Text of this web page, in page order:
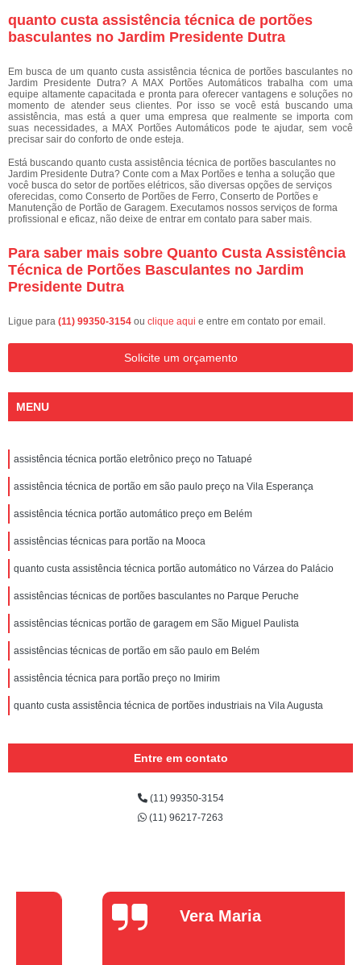
quanto custa assistência técnica de portões
basculantes no Jardim Presidente Dutra
Em busca de um quanto custa assistência técnica de portões basculantes no
Jardim Presidente Dutra? A MAX Portões Automáticos trabalha com uma
equipe altamente capacitada e pronta para oferecer vantagens e soluções no
momento de atender seus clientes. Por isso se você está buscando uma
assistência, mas está a quer uma empresa que realmente se importa com
suas necessidades, a MAX Portões Automáticos pode te ajudar, sem você
precisar sair do conforto de onde esteja.
Está buscando quanto custa assistência técnica de portões basculantes no
Jardim Presidente Dutra? Conte com a Max Portões e tenha a solução que
você busca do setor de portões elétricos, são diversas opções de serviços
oferecidas, como Conserto de Portões de Ferro, Conserto de Portões e
Manutenção de Portão de Garagem. Executamos nossos serviços de forma
profissional e eficaz, não deixe de entrar em contato para saber mais.
Para saber mais sobre Quanto Custa Assistência
Técnica de Portões Basculantes no Jardim
Presidente Dutra
Ligue para (11) 99350-3154 ou clique aqui e entre em contato por email.
Solicite um orçamento
MENU
assistência técnica portão eletrônico preço no Tatuapé
assistência técnica de portão em são paulo preço na Vila Esperança
assistência técnica portão automático preço em Belém
assistências técnicas para portão na Mooca
quanto custa assistência técnica portão automático no Várzea do Palácio
assistências técnicas de portões basculantes no Parque Peruche
assistências técnicas portão de garagem em São Miguel Paulista
assistências técnicas de portão em são paulo em Belém
assistência técnica para portão preço no Imirim
quanto custa assistência técnica de portões industriais na Vila Augusta
Entre em contato
(11) 99350-3154
(11) 96217-7263
Vera Maria